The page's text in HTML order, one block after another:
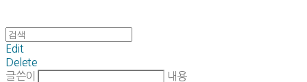
Edit
Delete
글쓴이
내용